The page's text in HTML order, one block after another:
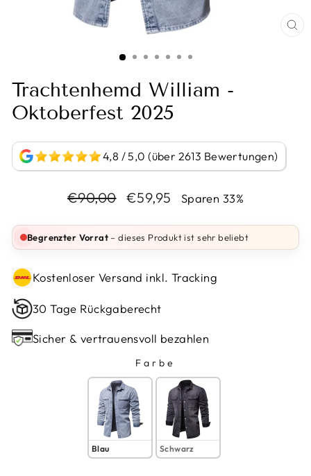
Trachtenhemd William -
Oktoberfest 2025
4,8 / 5,0 (über 2613 Bewertungen)
Normaler
€90,00 Sonderpreis
€59,95 Sparen 33%
Begrenzter Vorrat – dieses Produkt ist sehr beliebt
Kostenloser Versand inkl. Tracking
30 Tage Rückgaberecht
Sicher & vertrauensvoll bezahlen
Farbe
Blau Schwarz